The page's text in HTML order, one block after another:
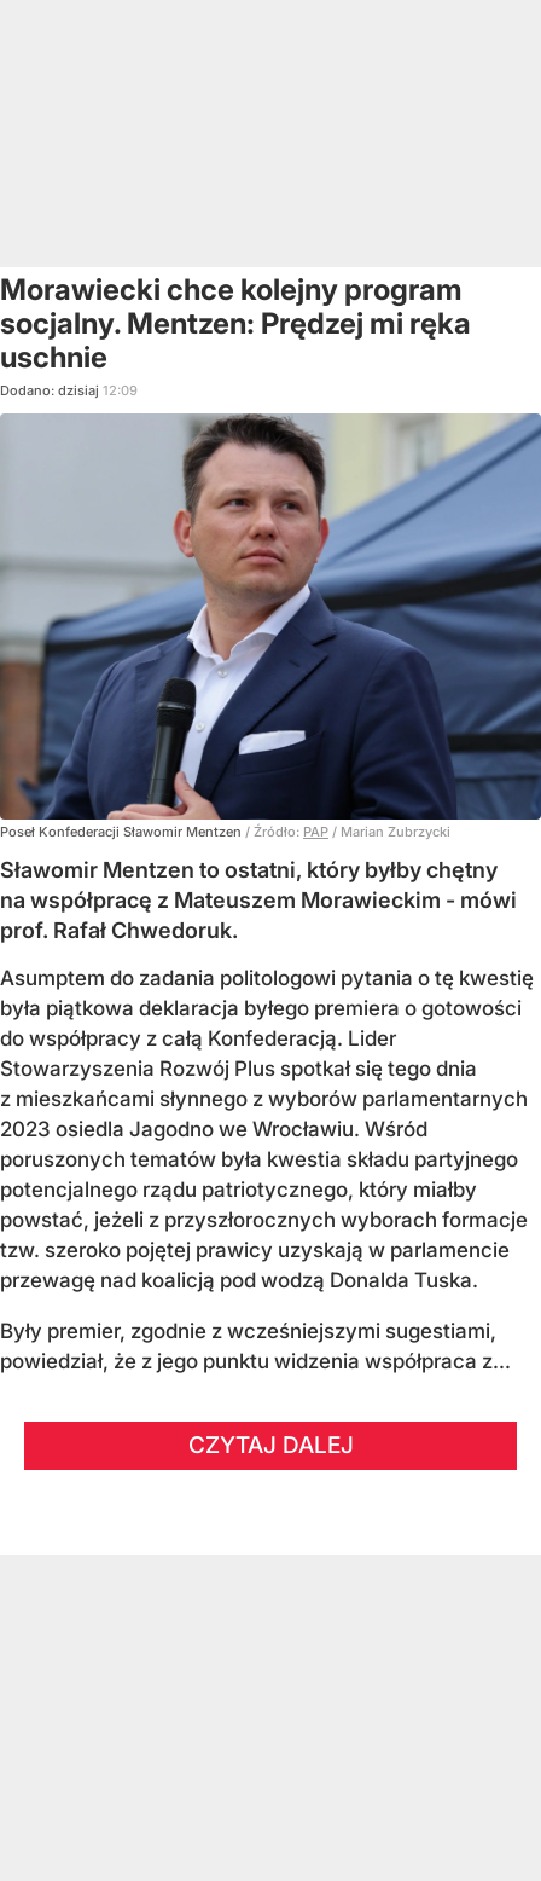
Morawiecki chce kolejny program
socjalny. Mentzen: Prędzej mi ręka
uschnie
Dodano: dzisiaj 12:09
Poseł Konfederacji Sławomir Mentzen / Źródło: PAP / Marian Zubrzycki
Sławomir Mentzen to ostatni, który byłby chętny
na współpracę z Mateuszem Morawieckim - mówi
prof. Rafał Chwedoruk.
Asumptem do zadania politologowi pytania o tę kwestię
była piątkowa deklaracja byłego premiera o gotowości
do współpracy z całą Konfederacją. Lider
Stowarzyszenia Rozwój Plus spotkał się tego dnia
z mieszkańcami słynnego z wyborów parlamentarnych
2023 osiedla Jagodno we Wrocławiu. Wśród
poruszonych tematów była kwestia składu partyjnego
potencjalnego rządu patriotycznego, który miałby
powstać, jeżeli z przyszłorocznych wyborach formacje
tzw. szeroko pojętej prawicy uzyskają w parlamencie
przewagę nad koalicją pod wodzą Donalda Tuska.
Były premier, zgodnie z wcześniejszymi sugestiami,
powiedział, że z jego punktu widzenia współpraca z...
CZYTAJ DALEJ